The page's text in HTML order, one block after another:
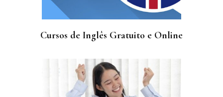
Cursos de Inglês Gratuito e Online